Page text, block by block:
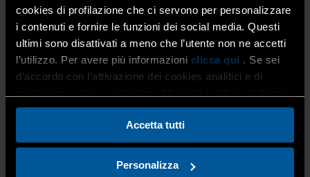
cookies di profilazione che ci servono per personalizzare
i contenuti e fornire le funzioni dei social media. Questi
ultimi sono disattivati a meno che l’utente non ne accetti
l’utilizzo. Per avere più informazioni clicca qui . Se sei
d’accordo con l’attivazione dei cookies analitici e di
Accetta tutti
Personalizza
Considerando la complessità del modello, composto da
numerosi quadri e fascicoli (sono circa 400 pagine di
istruzioni!), è quindi fondamentale affidarsi a
professionisti esperti che sappiano gestire
correttamente ogni dettaglio.
SERVIZIO CONTABILITÀ E GESTIONE D’IMPRESA